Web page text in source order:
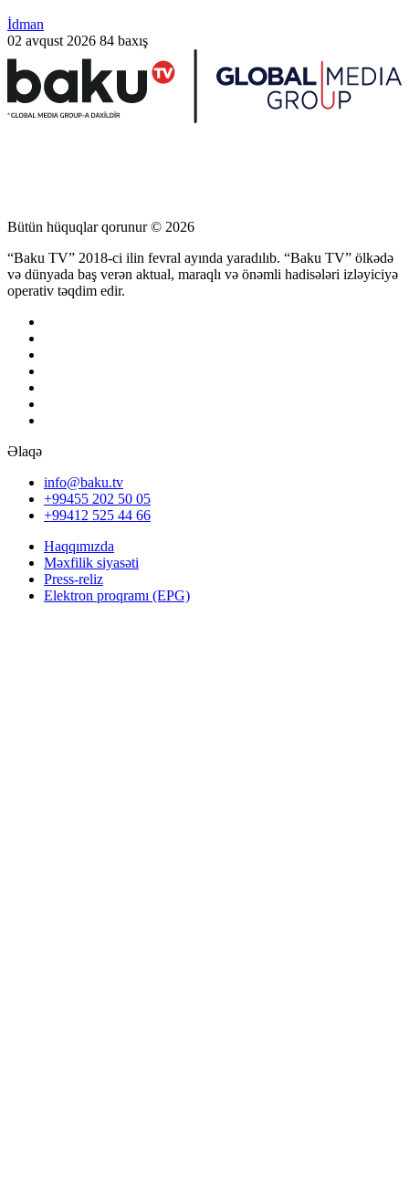
İdman
02 avqust 2026 84 baxış
Bütün hüquqlar qorunur © 2026
“Baku TV” 2018-ci ilin fevral ayında yaradılıb. “Baku TV” ölkədə
və dünyada baş verən aktual, maraqlı və önəmli hadisələri izləyiciyə
operativ təqdim edir.
Əlaqə
info@baku.tv
+99455 202 50 05
+99412 525 44 66
Haqqımızda
Məxfilik siyasəti
Press-reliz
Elektron proqramı (EPG)